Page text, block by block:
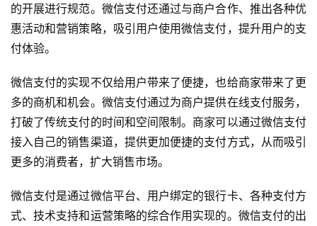
首
页
关
于
案
例
服
务
的开展进行规范。微信支付还通过与商户合作、推出各种优
惠活动和营销策略，吸引用户使用微信支付，提升用户的支
付体验。
微信支付的实现不仅给用户带来了便捷，也给商家带来了更
多的商机和机会。微信支付通过为商户提供在线支付服务，
打破了传统支付的时间和空间限制。商家可以通过微信支付
接入自己的销售渠道，提供更加便捷的支付方式，从而吸引
更多的消费者，扩大销售市场。
微信支付是通过微信平台、用户绑定的银行卡、各种支付方
式、技术支持和运营策略的综合作用实现的。微信支付的出